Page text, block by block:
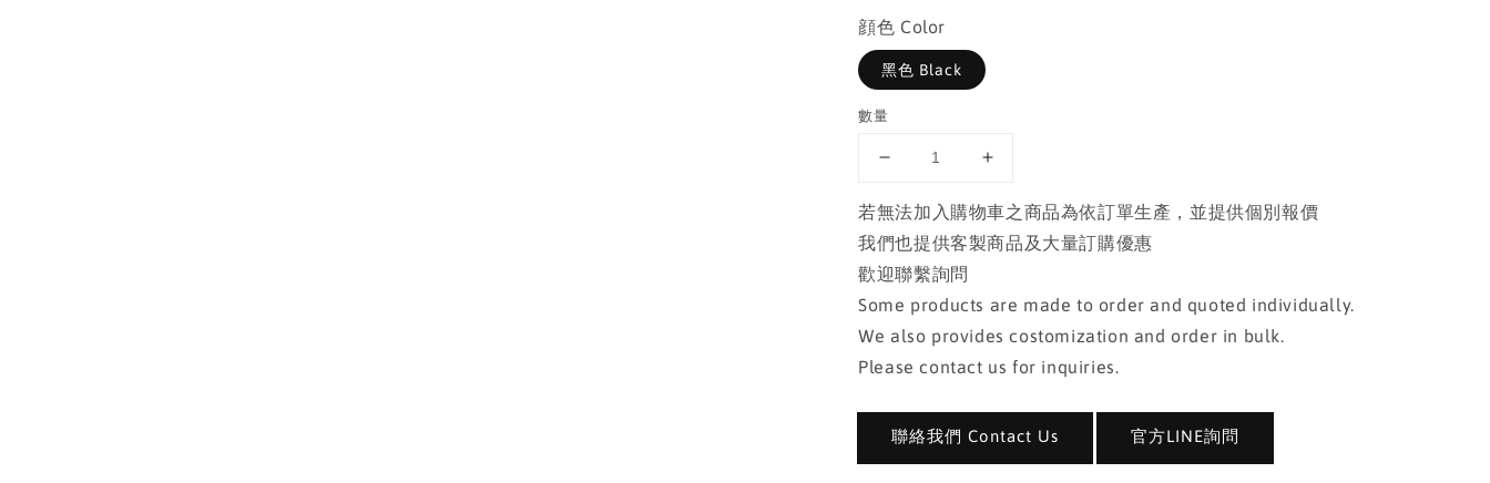
顔色 Color
黑色 Black
數量
若無法加入購物車之商品為依訂單生產，並提供個別報價
我們也提供客製商品及大量訂購優惠
歡迎聯繫詢問
Some products are made to order and quoted individually.
We also provides costomization and order in bulk.
Please contact us for inquiries.
聯絡我們 Contact Us 官方LINE詢問